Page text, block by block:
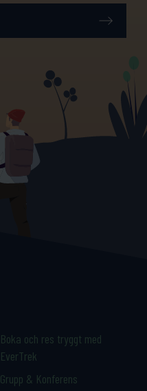
Boka och res tryggt med
EverTrek
Grupp & Konferens